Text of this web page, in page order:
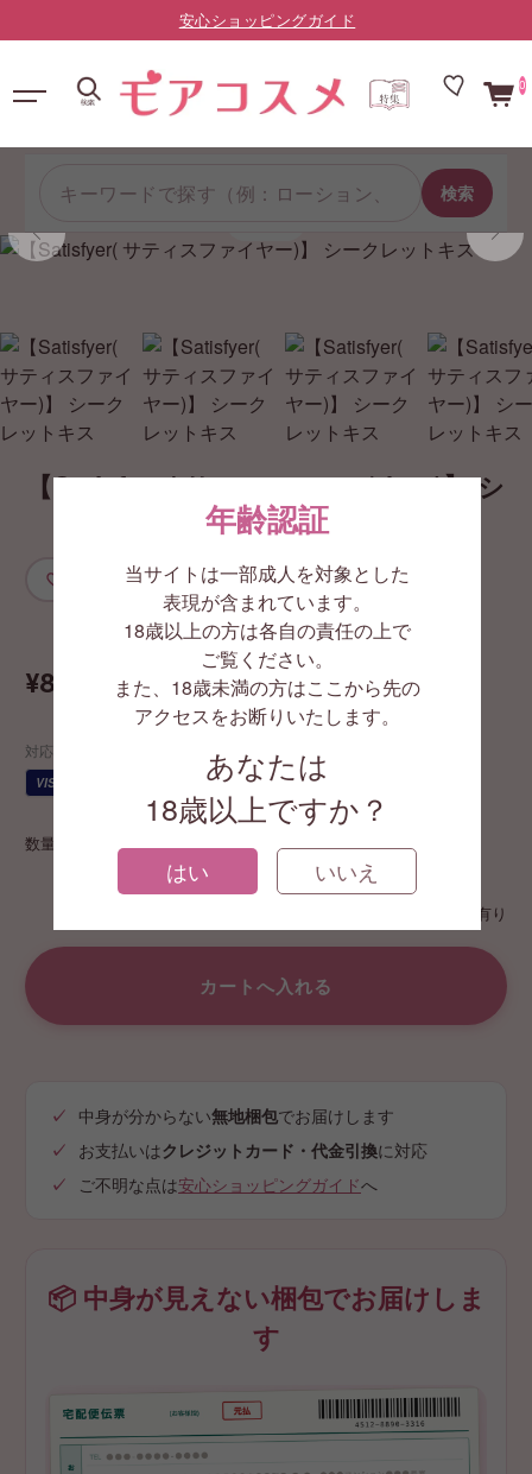
0
年齢認証
当サイトは一部成人を対象とした
表現が含まれています。
18歳以上の方は各自の責任の上で
ご覧ください。
また、18歳未満の方はここから先の
アクセスをお断りいたします。
あなたは
18歳以上ですか？
はい いいえ
検索
【Satisfyer( サティスファイヤー)】 シ
ークレットキス
お気に入りに追加
GA3197
在庫状態 : 在庫有り
¥8,250 (税込)
対応する支払い方法
VISA AMEX ¥ 代引
数量
中身が分からない無地梱包でお届けします
お支払いはクレジットカード・代金引換に対応
ご不明な点は安心ショッピングガイドへ
📦 中身が見えない梱包でお届けしま
す
LINE友だち限定：¥10,000以上で送料無料（登録はこちら）